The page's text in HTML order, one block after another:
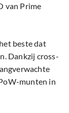
van Prime
beste dat
Dankzij cross-
munten in